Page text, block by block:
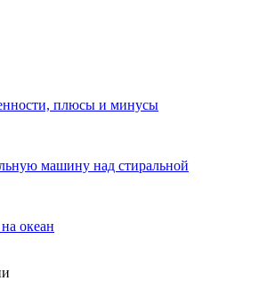
плюсы и минусы
машину над стиральной
океан